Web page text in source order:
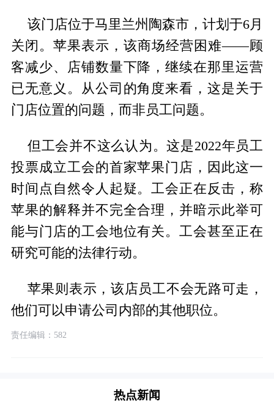
该门店位于马里兰州陶森市，计划于6月
关闭。苹果表示，该商场经营困难——顾
客减少、店铺数量下降，继续在那里运营
已无意义。从公司的角度来看，这是关于
门店位置的问题，而非员工问题。
但工会并不这么认为。这是2022年员工
投票成立工会的首家苹果门店，因此这一
时间点自然令人起疑。工会正在反击，称
苹果的解释并不完全合理，并暗示此举可
能与门店的工会地位有关。工会甚至正在
研究可能的法律行动。
苹果则表示，该店员工不会无路可走，
他们可以申请公司内部的其他职位。
责任编辑：582
热点新闻